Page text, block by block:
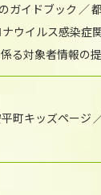
ガイドブック
ウイルス感染症
る対象者情報の
町キッズページ